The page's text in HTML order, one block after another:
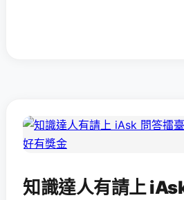
知識達人有請上